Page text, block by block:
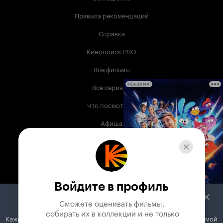
Правила рекомендаций
Справка
Кинопоиск PRO
Все фильмы
Все сериалы
Что посмотреть
Афиша
Музыка
Телепрограмма
Служба поддержки
РЕКЛАМА
Войдите в профиль
Сможете оценивать фильмы,
собирать их в коллекции и не только
Кажется, вы используете блокировщик рекламы. Вместе с рекламой